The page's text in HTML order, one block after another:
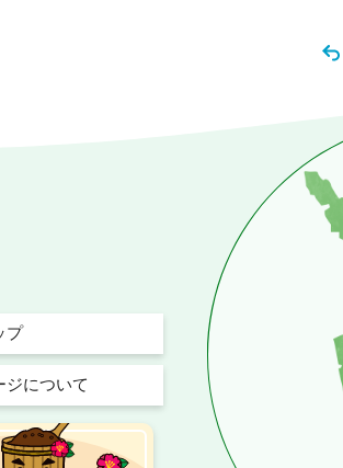
プ
ジについて